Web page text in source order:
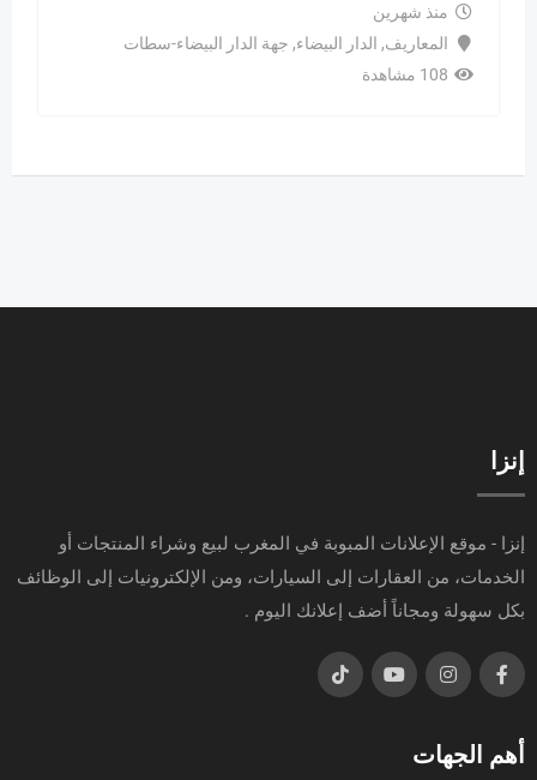
منذ شهرين
المعاريف, الدار البيضاء, جهة الدار البيضاء-سطات
108 مشاهدة
إنزا
إنزا - موقع الإعلانات المبوبة في المغرب لبيع وشراء المنتجات أو
الخدمات، من العقارات إلى السيارات، ومن الإلكترونيات إلى الوظائف
بكل سهولة ومجاناً أضف إعلانك اليوم .
أهم الجهات